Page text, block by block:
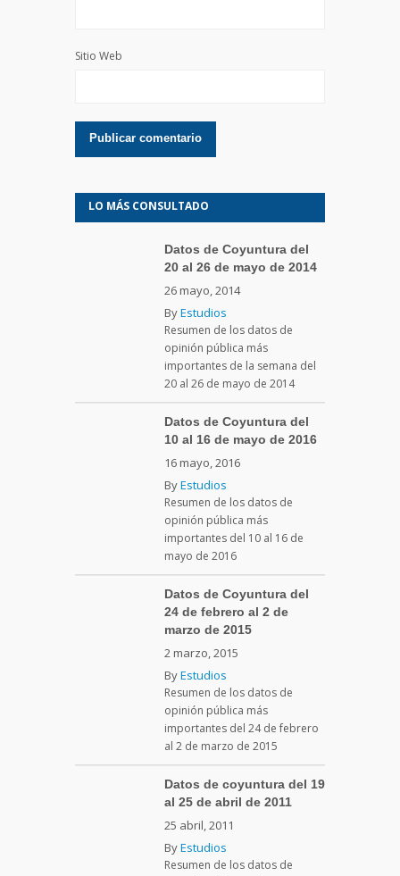
Sitio Web
LO MÁS CONSULTADO
Datos de Coyuntura del
20 al 26 de mayo de 2014
26 mayo, 2014
ByEstudios
Resumen de los datos de
opinión pública más
importantes de la semana del
20 al 26 de mayo de 2014
Datos de Coyuntura del
10 al 16 de mayo de 2016
16 mayo, 2016
ByEstudios
Resumen de los datos de
opinión pública más
importantes del 10 al 16 de
mayo de 2016
Datos de Coyuntura del
24 de febrero al 2 de
marzo de 2015
2 marzo, 2015
ByEstudios
Resumen de los datos de
opinión pública más
importantes del 24 de febrero
al 2 de marzo de 2015
Datos de coyuntura del 19
al 25 de abril de 2011
25 abril, 2011
ByEstudios
Resumen de los datos de